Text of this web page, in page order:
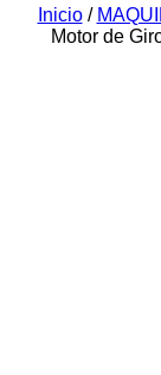
Inicio/
Motor de